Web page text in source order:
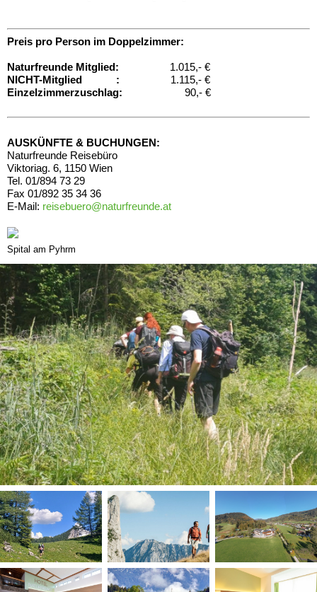
Preis pro Person im Doppelzimmer:
Naturfreunde Mitglied:
1.015,- €
NICHT-Mitglied :
1.115,- €
Einzelzimmerzuschlag: 90,- €
AUSKÜNFTE & BUCHUNGEN:
Naturfreunde Reisebüro
Viktoriag. 6, 1150 Wien
Tel. 01/894 73 29
Fax 01/892 35 34 36
E-Mail: reisebuero@naturfreunde.at
Spital am Pyhrm